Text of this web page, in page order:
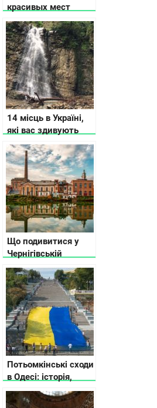
красивых мест
Центральной
Украины
14 місць в Україні,
які вас здивують
Що подивитися у
Чернігівській
області
Потьомкінські сходи
в Одесі: історія,
легенди, цікаві
факти